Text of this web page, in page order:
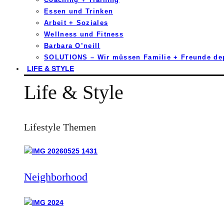
Essen und Trinken
Arbeit + Soziales
Wellness und Fitness
Barbara O’neill
SOLUTIONS – Wir müssen Familie + Freunde
LIFE & STYLE
Life & Style
Lifestyle Themen
Neighborhood